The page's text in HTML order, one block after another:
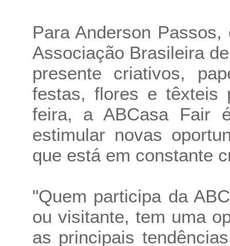
Para Anderson
Associação Brasileira
presente criativos,
festas, flores e têxteis
feira, a ABCasa Fair
estimular novas
que está em constante
"Quem participa da
ou visitante, tem uma
as principais